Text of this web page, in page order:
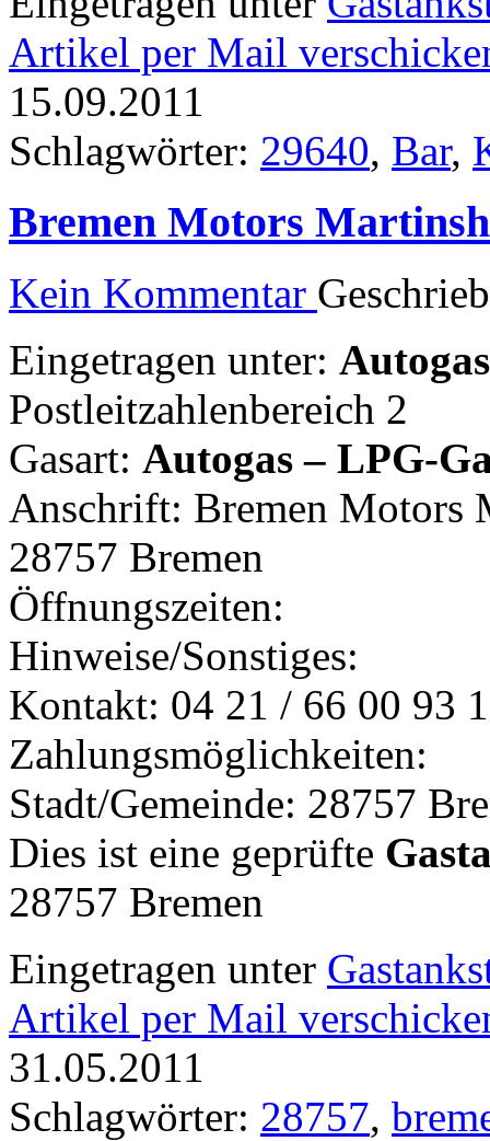
Artikel per Mail
15.09.2011
Schlagwörter: 29640, Bar,
Bremen Motors
Kein Kommentar
Eingetragen unter:
Postleitzahlenbereich 2
Gasart: Autogas – LPG-
Anschrift: Bremen Motors
28757 Bremen
Öffnungszeiten:
Hinweise/Sonstiges:
Kontakt: 04 21 / 66 00 93
Zahlungsmöglichkeiten:
Stadt/Gemeinde: 28757
Dies ist eine geprüfte
28757 Bremen
Eingetragen unter
Artikel per Mail
31.05.2011
Schlagwörter: 28757,